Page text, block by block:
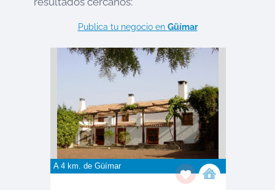
Publica tu negocio en Güímar
A 4 km. de Güímar